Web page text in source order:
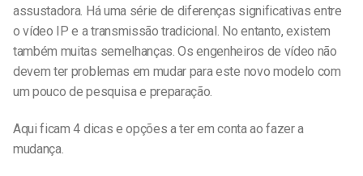
assustadora. Há uma série de diferenças significativas entre
o vídeo IP e a transmissão tradicional. No entanto, existem
também muitas semelhanças. Os engenheiros de vídeo não
devem ter problemas em mudar para este novo modelo com
um pouco de pesquisa e preparação.
Aqui ficam 4 dicas e opções a ter em conta ao fazer a
mudança.